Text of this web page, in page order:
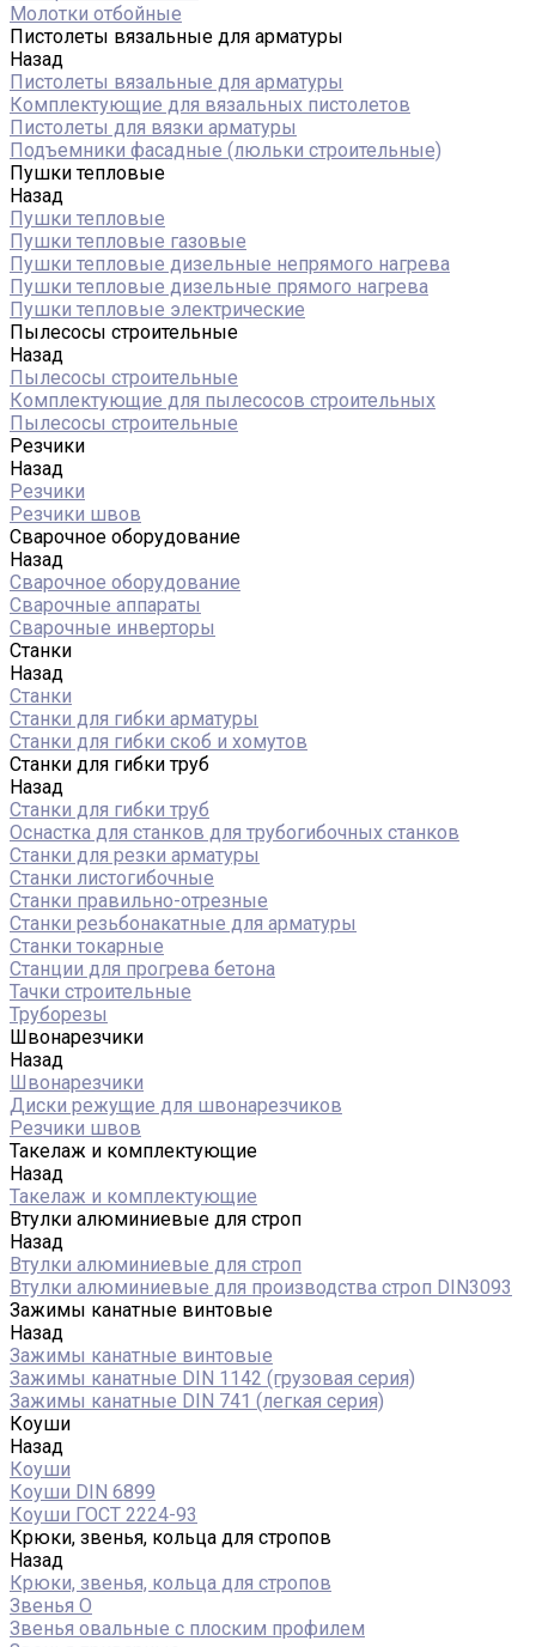
Молотки отбойные
Пистолеты вязальные для арматуры
Назад
Пистолеты вязальные для арматуры
Комплектующие для вязальных пистолетов
Пистолеты для вязки арматуры
Подъемники фасадные (люльки строительные)
Пушки тепловые
Назад
Пушки тепловые
Пушки тепловые газовые
Пушки тепловые дизельные непрямого нагрева
Пушки тепловые дизельные прямого нагрева
Пушки тепловые электрические
Пылесосы строительные
Назад
Пылесосы строительные
Комплектующие для пылесосов строительных
Пылесосы строительные
Резчики
Назад
Резчики
Резчики швов
Сварочное оборудование
Назад
Сварочное оборудование
Сварочные аппараты
Сварочные инверторы
Станки
Назад
Станки
Станки для гибки арматуры
Станки для гибки скоб и хомутов
Станки для гибки труб
Назад
Станки для гибки труб
Оснастка для станков для трубогибочных станков
Станки для резки арматуры
Станки листогибочные
Станки правильно-отрезные
Станки резьбонакатные для арматуры
Станки токарные
Станции для прогрева бетона
Тачки строительные
Труборезы
Швонарезчики
Назад
Швонарезчики
Диски режущие для швонарезчиков
Резчики швов
Такелаж и комплектующие
Назад
Такелаж и комплектующие
Втулки алюминиевые для строп
Назад
Втулки алюминиевые для строп
Втулки алюминиевые для производства строп DIN3093
Зажимы канатные винтовые
Назад
Зажимы канатные винтовые
Зажимы канатные DIN 1142 (грузовая серия)
Зажимы канатные DIN 741 (легкая серия)
Коуши
Назад
Коуши
Коуши DIN 6899
Коуши ГОСТ 2224-93
Крюки, звенья, кольца для стропов
Назад
Крюки, звенья, кольца для стропов
Звенья О
Звенья овальные с плоским профилем